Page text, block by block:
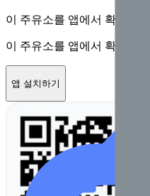
이 주유소를 앱에서 확인하
이 주유소를 앱에서 확인하
앱 설치하기